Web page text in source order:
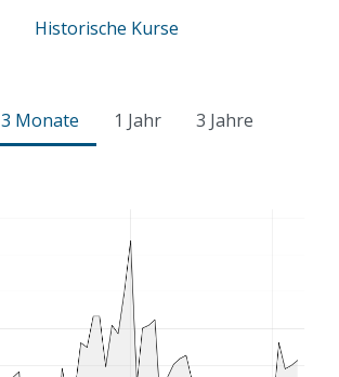
Historische Kurse
3 Monate 1 Jahr
3 Jahre